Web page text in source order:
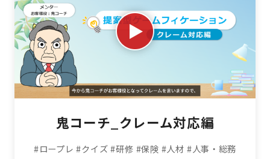
鬼コーチ_クレーム対応編
#ロープレ #クイズ #研修 #保険 #人材 #人事・総務